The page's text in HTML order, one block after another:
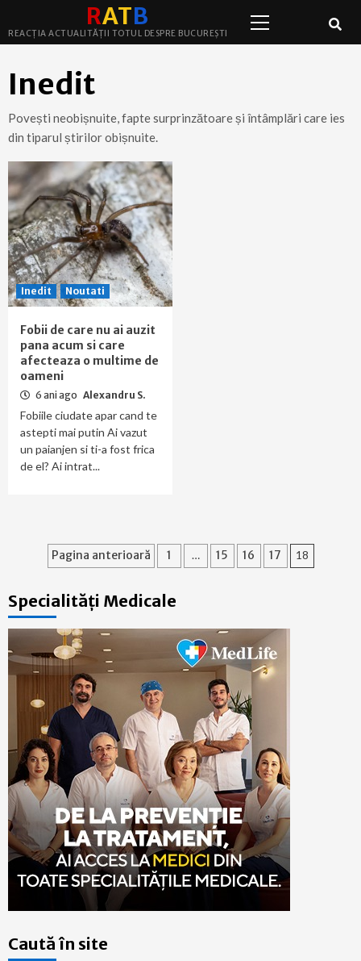
to
RATB
REACȚIA ACTUALITĂȚII TOTUL DESPRE BUCUREȘTI
Menu
Inedit
Povești neobișnuite, fapte surprinzătoare și întâmplări care ies
din tiparul știrilor obișnuite.
Inedit Noutati
Fobii de care nu ai auzit
pana acum si care
afecteaza o multime de
oameni
6 ani ago Alexandru S.
Fobiile ciudate apar cand te
astepti mai putin Ai vazut
un paianjen si ti-a fost frica
de el? Ai intrat...
Paginație
Pagina anterioară 1 … 15 16 17 18
Specialități Medicale
Caută în site